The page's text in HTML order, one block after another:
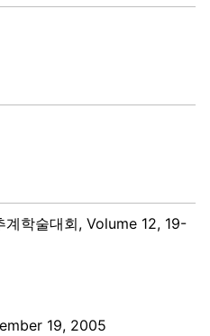
학술대회, Volume 12, 19-
19, 2005